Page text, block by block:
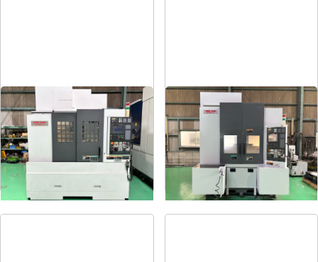
#5立マシニング
メーカー 森精機
形 NV5000α1A/40
年 式2008
#4立マシニング
メーカー 森精機
形 NV4000DCG
式2004